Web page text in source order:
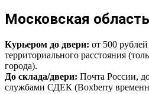
Московская область
Курьером до двери: от 500
территориального расстояния
города).
До склада/двери: Почта России,
службами СДЕК (Boxberry